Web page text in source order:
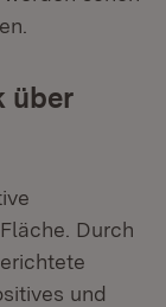
über
Durch
und